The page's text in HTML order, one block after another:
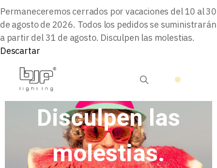
Permaneceremos cerrados por vacaciones del 10 al 30
de agosto de 2026. Todos los pedidos se suministrarán
a partir del 31 de agosto. Disculpen las molestias.
Descartar
Todos los pedidos
se servirán a partir
del 31 de agosto.
Disculpen las
molestias.